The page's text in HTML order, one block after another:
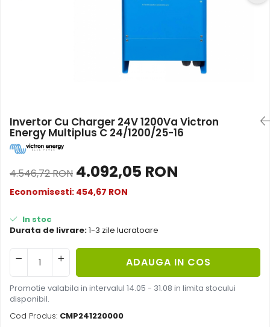
Oscal
Xtorm
Vezi toate statiile
Accesorii Statii de Alimentare
Kituri Generatoare Solare
Pana in 1000W
Intre 1000-2000W
Intre 2000-3000W
Peste 3000W
Cauta dupa marca
Bluetti
EcoFlow
Invertor Cu Charger 24V 1200Va Victron
Energy Multiplus C 24/1200/25-16
4.546,72 RON 4.092,05 RON
Economisesti: 454,67 RON
In stoc
Durata de livrare:1-3 zile lucratoare
ADAUGA IN COS
Promotie valabila in intervalul 14.05 - 31.08 in limita stocului
disponibil.
Cod Produs: CMP241220000